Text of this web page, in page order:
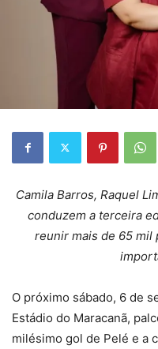
Camila Barros, Raquel
conduzem a terceira
reunir mais de 65 mil
O próximo sábado, 6 de
Estádio do Maracanã,
milésimo gol de Pelé e a